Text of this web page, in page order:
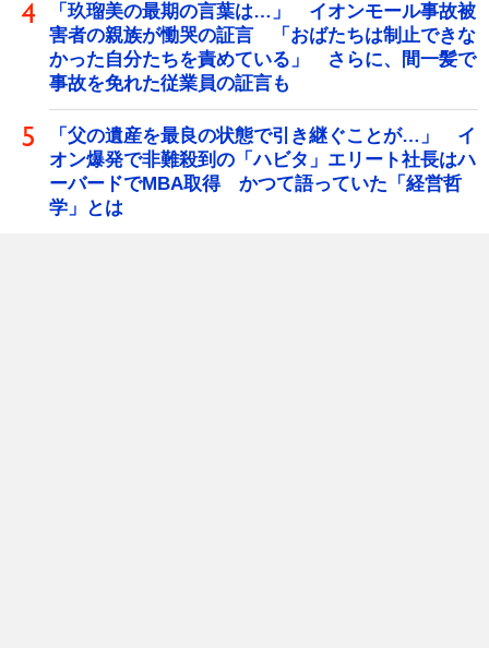
「玖瑠美の最期の言葉は…」 イオンモール事故被
害者の親族が慟哭の証言 「おばたちは制止できな
かった自分たちを責めている」 さらに、間一髪で
事故を免れた従業員の証言も
「父の遺産を最良の状態で引き継ぐことが…」 イ
オン爆発で非難殺到の「ハビタ」エリート社長はハ
ーバードでMBA取得 かつて語っていた「経営哲
学」とは